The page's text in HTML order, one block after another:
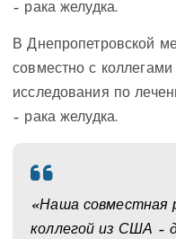
– рака желудка.
В Днепропетровской
совместно с
исследования по
– рака желудка.
«Наша совместная
коллегой из США –